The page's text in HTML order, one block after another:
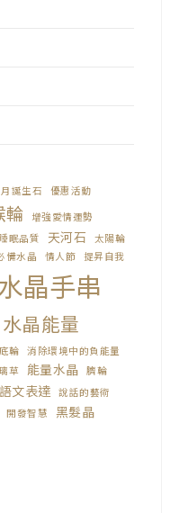
誕生石 優惠活動
輪
增強愛情運勢
眠品質 天河石
太陽輪
備水晶 情人節 提昇自我
晶手串
水晶能量
輪
消除環境中的負能量
草 能量水晶 臍輪
語文表達 說話的藝術
開發智慧 黑髮晶